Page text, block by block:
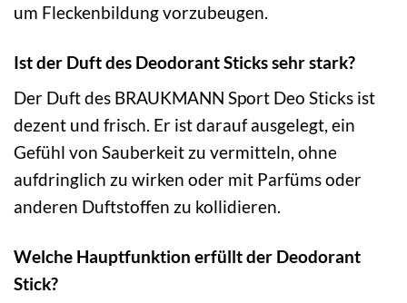
um Fleckenbildung vorzubeugen.
Ist der Duft des Deodorant Sticks sehr stark?
Der Duft des BRAUKMANN Sport Deo Sticks ist
dezent und frisch. Er ist darauf ausgelegt, ein
Gefühl von Sauberkeit zu vermitteln, ohne
aufdringlich zu wirken oder mit Parfüms oder
anderen Duftstoffen zu kollidieren.
Welche Hauptfunktion erfüllt der Deodorant
Stick?